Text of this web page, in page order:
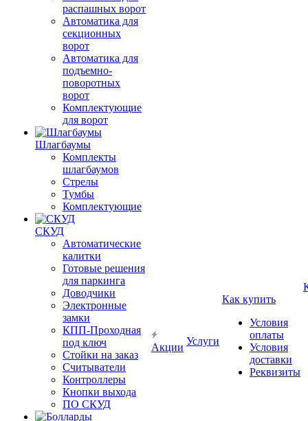
распашных ворот
Автоматика для
секционных
ворот
Автоматика для
подъемно-
поворотных
ворот
Комплектующие
для ворот
Шлагбаумы
Комплекты
шлагбаумов
Стрелы
Тумбы
Комплектующие
СКУД
Автоматические
калитки
Готовые решения
для паркинга
Доводчики
Электронные
замки
КПП-Проходная
под ключ
Стойки на заказ
Считыватели
Контроллеры
Кнопки выхода
ПО СКУД
Акции
Услуги
Как купить
Условия
оплаты
Условия
доставки
Реквизиты